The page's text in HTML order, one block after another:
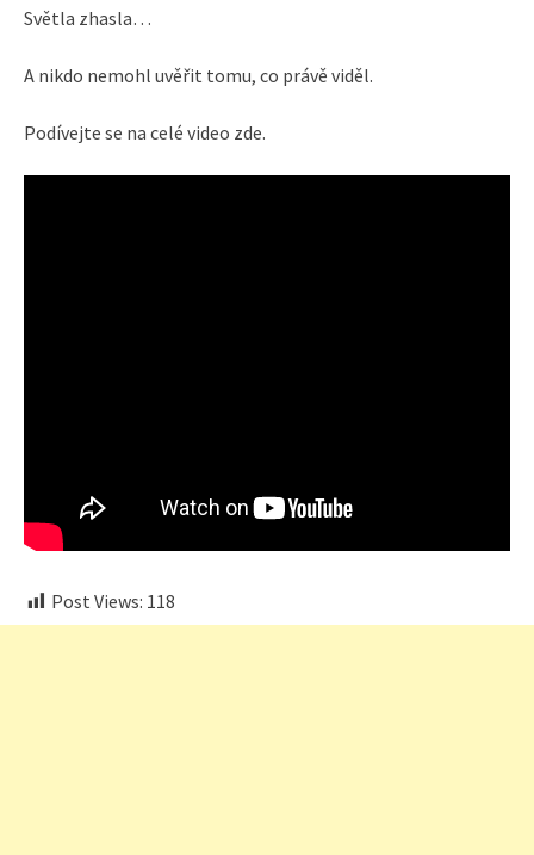
Světla zhasla…
A nikdo nemohl uvěřit tomu, co právě viděl.
Podívejte se na celé video zde.
Post Views: 118